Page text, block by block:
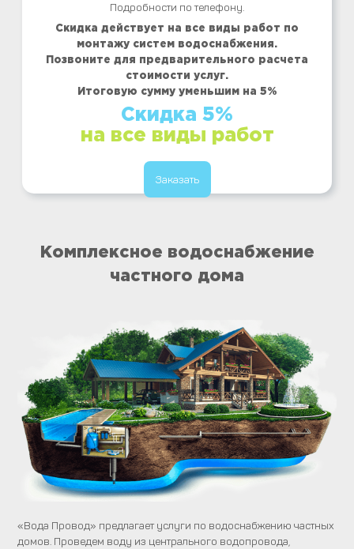
Подробности по телефону.
Скидка действует на все виды работ по
монтажу систем водоснабжения.
Позвоните для предварительного расчета
стоимости услуг.
Итоговую сумму уменьшим на 5%
Скидка 5%
на все виды работ
Заказать
Комплексное водоснабжение
частного дома
«Вода Провод» предлагает услуги по водоснабжению частных
домов. Проведем воду из центрального водопровода,